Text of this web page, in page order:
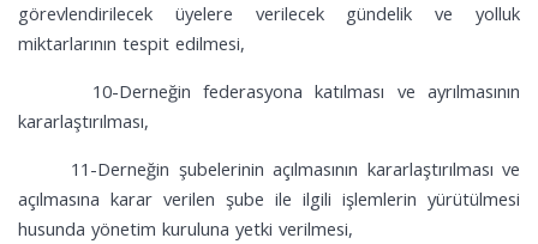
görevlendirilecek üyelere verilecek gündelik ve yolluk
miktarlarının tespit edilmesi,
10-Derneğin federasyona katılması ve ayrılmasının
kararlaştırılması,
11-Derneğin şubelerinin açılmasının kararlaştırılması ve
açılmasına karar verilen şube ile ilgili işlemlerin yürütülmesi
husunda yönetim kuruluna yetki verilmesi,